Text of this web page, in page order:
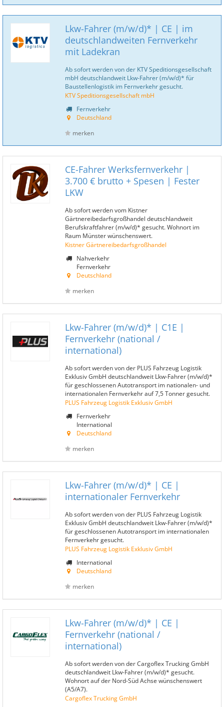
Lkw-Fahrer (m/w/d)* | CE | im
deutschlandweiten Fernverkehr
mit Ladekran
Ab sofort werden von der KTV Speditionsgesellschaft
mbH deutschlandweit Lkw-Fahrer (m/w/d)* für
Baustellenlogistik im Fernverkehr gesucht.
KTV Speditionsgesellschaft mbH
Fernverkehr
Deutschland
merken
CE-Fahrer Werksfernverkehr |
3.700 € brutto + Spesen | Fester
LKW
Ab sofort werden vom Kistner
Gärtnereibedarfsgroßhandel deutschlandweit
Berufskraftfahrer (m/w/d)* gesucht. Wohnort im
Raum Münster wünschenswert.
Kistner Gärtnereibedarfsgroßhandel
Nahverkehr
Fernverkehr
Deutschland
merken
Lkw-Fahrer (m/w/d)* | C1E |
Fernverkehr (national /
international)
Ab sofort werden von der PLUS Fahrzeug Logistik
Exklusiv GmbH deutschlandweit Lkw-Fahrer (m/w/d)*
für geschlossenen Autotransport im nationalen- und
internationalen Fernverkehr auf 7,5 Tonner gesucht.
PLUS Fahrzeug Logistik Exklusiv GmbH
Fernverkehr
International
Deutschland
merken
Lkw-Fahrer (m/w/d)* | CE |
internationaler Fernverkehr
Ab sofort werden von der PLUS Fahrzeug Logistik
Exklusiv GmbH deutschlandweit Lkw-Fahrer (m/w/d)*
für geschlossenen Autotransport im internationalen
Fernverkehr gesucht.
PLUS Fahrzeug Logistik Exklusiv GmbH
International
Deutschland
merken
Lkw-Fahrer (m/w/d)* | CE |
Fernverkehr (national /
international)
Ab sofort werden von der Cargoflex Trucking GmbH
deutschlandweit Lkw-Fahrer (m/w/d)* gesucht.
Wohnort auf der Nord-Süd Achse wünschenswert
(A5/A7).
Cargoflex Trucking GmbH